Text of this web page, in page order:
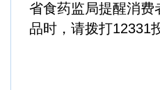
省食药监局提醒消费
品时，请拨打12331